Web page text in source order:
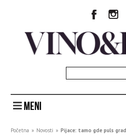
MENI
Početna » Novosti » Pijace: tamo gde puls